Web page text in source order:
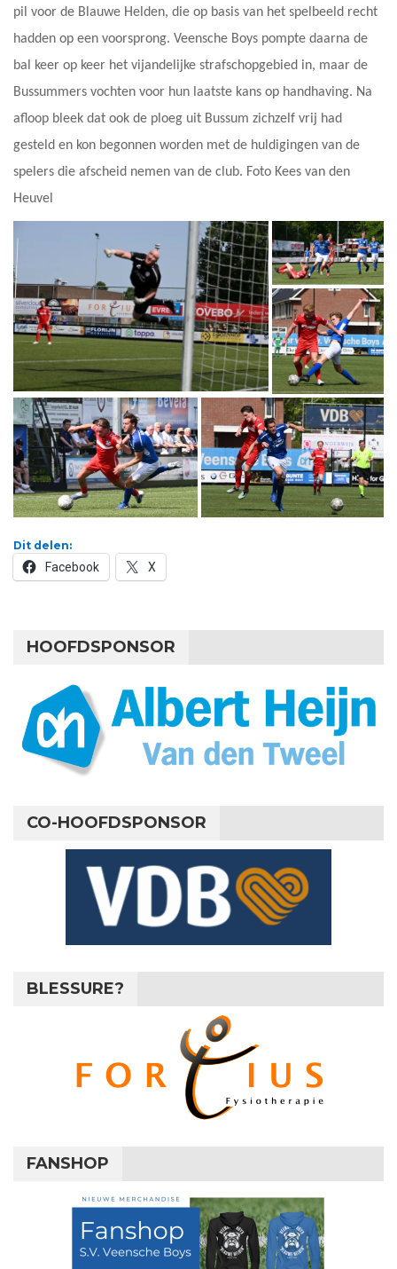
pil voor de Blauwe Helden, die op basis van het spelbeeld recht
hadden op een voorsprong. Veensche Boys pompte daarna de
bal keer op keer het vijandelijke strafschopgebied in, maar de
Bussummers vochten voor hun laatste kans op handhaving. Na
afloop bleek dat ook de ploeg uit Bussum zichzelf vrij had
gesteld en kon begonnen worden met de huldigingen van de
spelers die afscheid nemen van de club. Foto Kees van den
Heuvel
Dit delen:
Facebook X
HOOFDSPONSOR
CO-HOOFDSPONSOR
BLESSURE?
FANSHOP